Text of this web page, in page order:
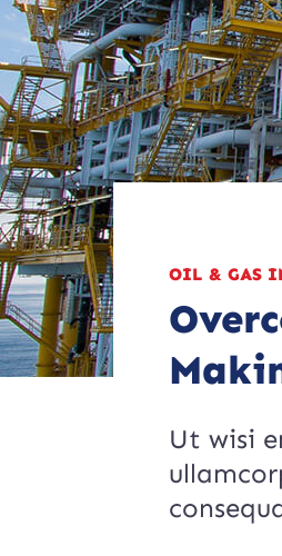
OIL & GAS
Ut wisi